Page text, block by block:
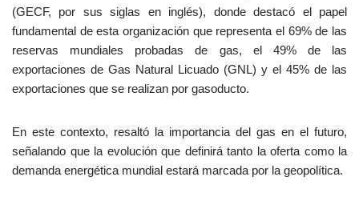
(GECF, por sus siglas en inglés), donde destacó el papel
fundamental de esta organización que representa el 69% de las
reservas mundiales probadas de gas, el 49% de las
exportaciones de Gas Natural Licuado (GNL) y el 45% de las
exportaciones que se realizan por gasoducto.
En este contexto, resaltó la importancia del gas en el futuro,
señalando que la evolución que definirá tanto la oferta como la
demanda energética mundial estará marcada por la geopolítica.